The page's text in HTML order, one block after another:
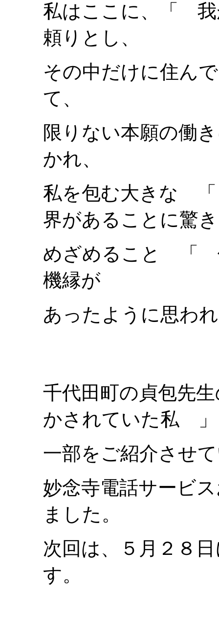
私はここに、「
頼りとし、
その中だけに住ん
て、
限りない本願の働
かれ、
私を包む大きな
界があることに驚
めざめること 「
機縁が
あったように思わ
千代田町の貞包先
かされていた私
一部をご紹介させ
妙念寺電話サービ
ました。
次回は、５月２８
す。